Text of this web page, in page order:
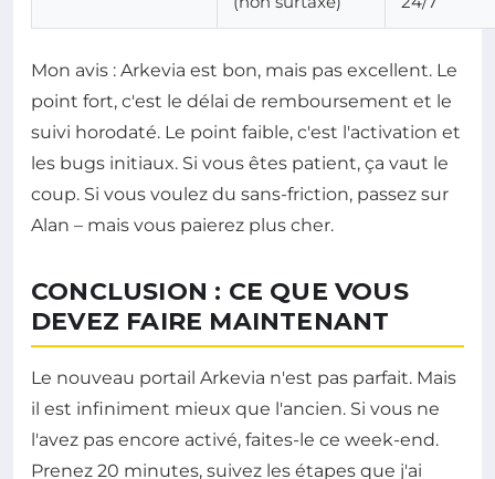
Mon avis : Arkevia est bon, mais pas excellent. Le
point fort, c'est le délai de remboursement et le
suivi horodaté. Le point faible, c'est l'activation et
les bugs initiaux. Si vous êtes patient, ça vaut le
coup. Si vous voulez du sans-friction, passez sur
Alan – mais vous paierez plus cher.
CONCLUSION : CE QUE VOUS
DEVEZ FAIRE MAINTENANT
Le nouveau portail Arkevia n'est pas parfait. Mais
il est infiniment mieux que l'ancien. Si vous ne
l'avez pas encore activé, faites-le ce week-end.
Prenez 20 minutes, suivez les étapes que j'ai